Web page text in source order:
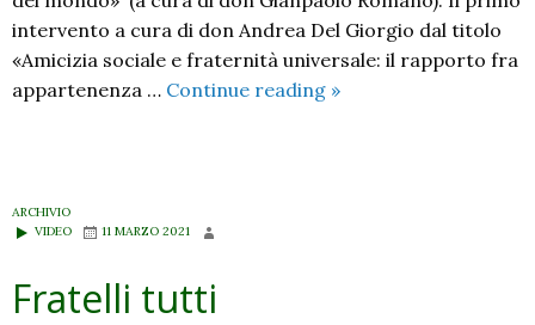
intervento a cura di don Andrea Del Giorgio dal titolo
«Amicizia sociale e fraternità universale: il rapporto fra
appartenenza … Continue reading Fratelli
»
ARCHIVIO
VIDEO
11 MARZO 2021
Fratelli tutti